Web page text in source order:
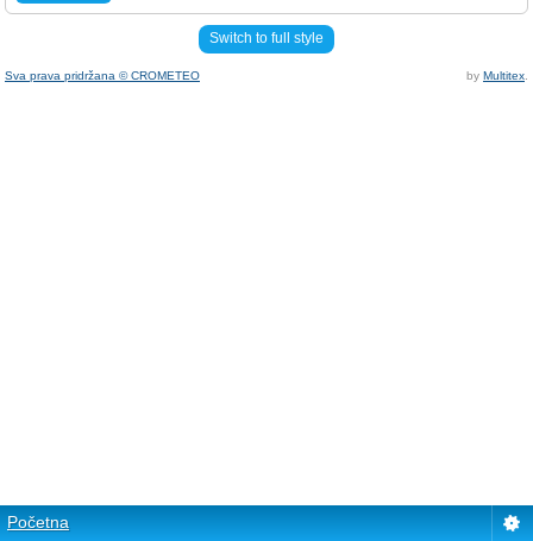
Switch to full style
Sva prava pridržana © CROMETEO by Multitex
Početna